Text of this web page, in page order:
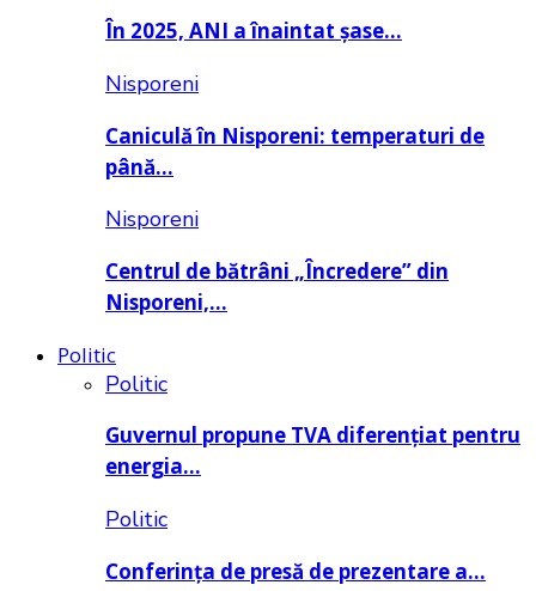
În 2025, ANI a înaintat șase…
Nisporeni
Caniculă în Nisporeni: temperaturi de
până…
Nisporeni
Centrul de bătrâni „Încredere” din
Nisporeni,…
Politic
Politic
Guvernul propune TVA diferențiat pentru
energia…
Politic
Conferința de presă de prezentare a…